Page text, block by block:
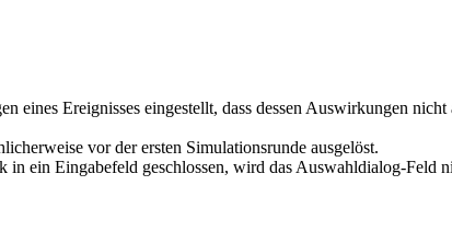
eines Ereignisses eingestellt, dass dessen Auswirkungen
vor der ersten Simulationsrunde ausgelöst.
ein Eingabefeld geschlossen, wird das Auswahldialog-Feld